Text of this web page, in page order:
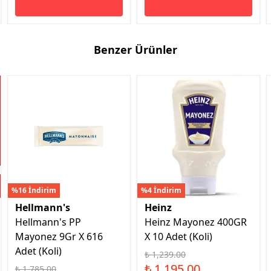
Benzer Ürünler
%16 İndirim
Hellmann's
Hellmann's PP
Mayonez 9Gr X 616
Adet (Koli)
%4 İndirim
Heinz
Heinz Mayonez 400GR
X 10 Adet (Koli)
₺ 1,239.00